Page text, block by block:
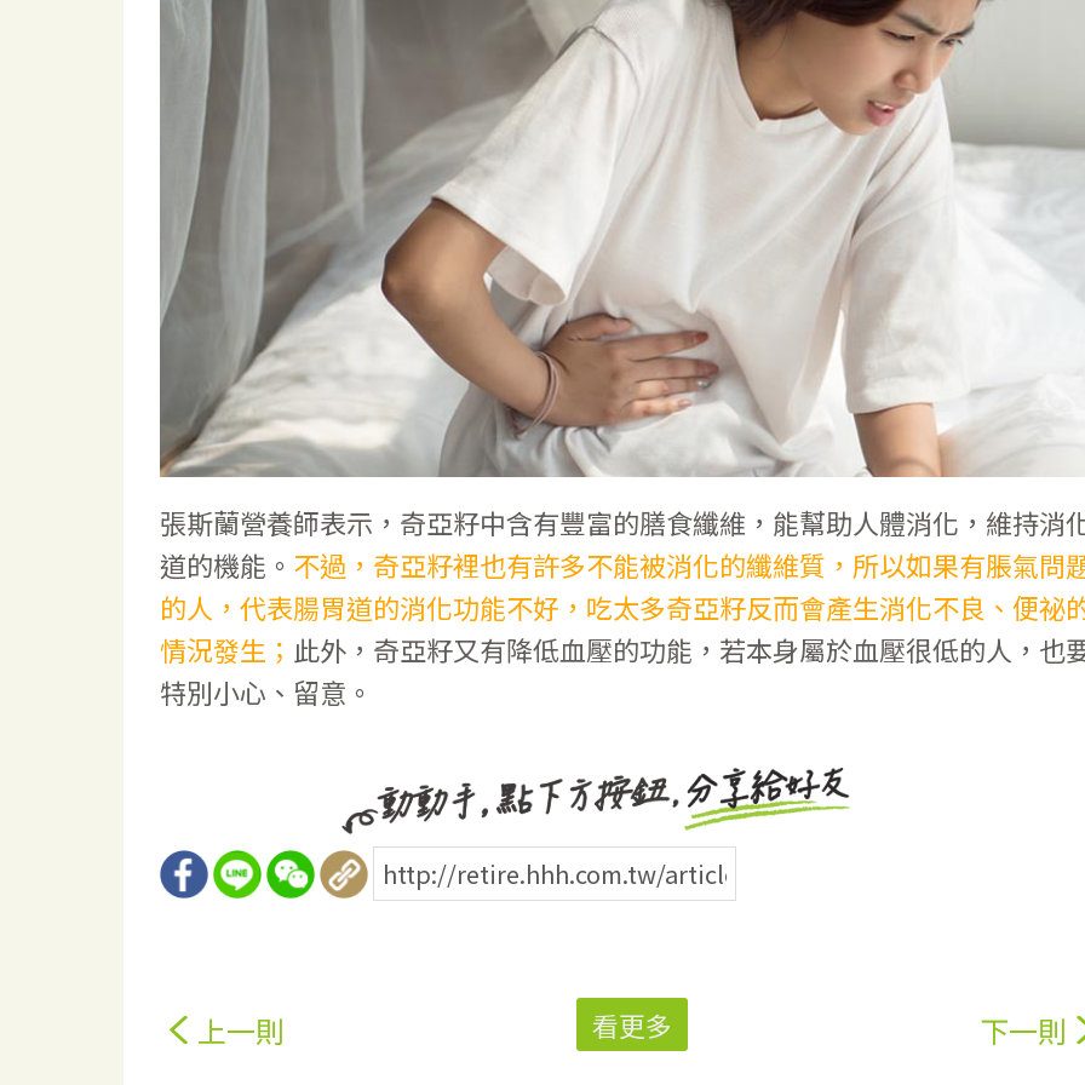
張斯蘭營養師表示，奇亞籽中含有豐富的膳食纖維，能幫助人體消化，維持消
道的機能。 不過，奇亞籽裡也有許多不能被消化的纖維質，所以如果有脹氣問
的人，代表腸胃道的消化功能不好，吃太多奇亞籽反而會產生消化不良、便祕
情況發生； 此外，奇亞籽又有降低血壓的功能，若本身屬於血壓很低的人，也
特別小心、留意。
上一則 看更多 下一則